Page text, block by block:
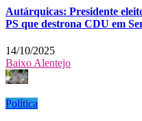
Autárquicas: Presidente
PS que destrona CDU em
14/10/2025
Baixo Alentejo
Política